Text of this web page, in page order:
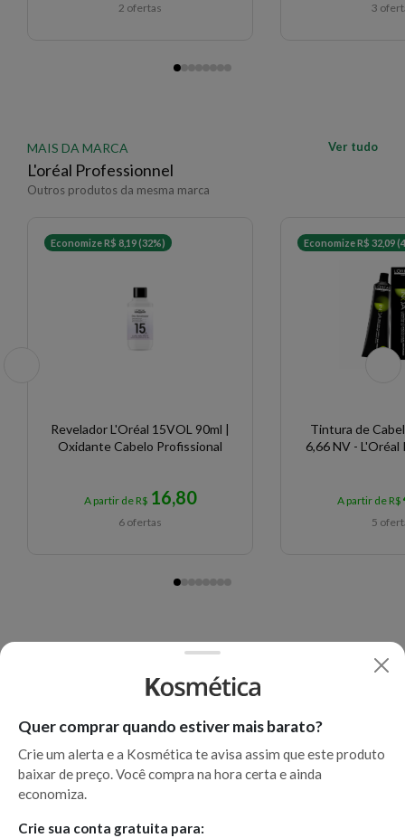
2 ofertas 3
MAIS DA MARCA
L'oréal Professionnel
Outros produtos da mesma marca
Ver tudo
Economize R$ 8,19 (32%)
Revelador L'Oréal 15VOL 90ml |
Oxidante Cabelo Profissional
A partir de R$ 16,80
6 ofertas
Economize R$ 32,09
Tintura de
6,66 NV -
A partir de R$
5
Quer comprar quando estiver mais barato?
Crie um alerta e a Kosmética te avisa assim que este produto
baixar de preço. Você compra na hora certa e ainda
economiza.
Crie sua conta gratuita para: